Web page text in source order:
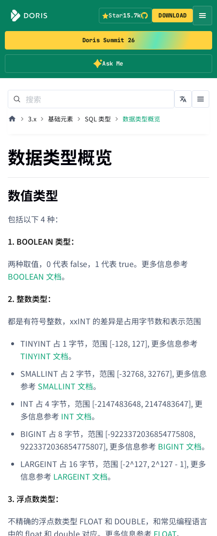
Doris Summit 26
Ask Me
Star15.7k DOWNLOAD
3.x 基础元素 SQL 类型 数据类型概览
数据类型概览
数值类型
包括以下 4 种：
1. BOOLEAN 类型：
两种取值，0 代表 false，1 代表 true。更多信息参考
BOOLEAN 文档。
2. 整数类型：
都是有符号整数，xxINT 的差异是占用字节数和表示范围
TINYINT 占 1 字节，范围 [-128, 127], 更多信息参考
TINYINT 文档。
SMALLINT 占 2 字节，范围 [-32768, 32767], 更多信息
参考 SMALLINT 文档。
INT 占 4 字节，范围 [-2147483648, 2147483647], 更
多信息参考 INT 文档。
BIGINT 占 8 字节，范围 [-9223372036854775808,
9223372036854775807], 更多信息参考 BIGINT 文档。
LARGEINT 占 16 字节，范围 [-2^127, 2^127 - 1], 更多
信息参考 LARGEINT 文档。
3. 浮点数类型：
不精确的浮点数类型 FLOAT 和 DOUBLE，和常见编程语言
中的 float 和 double 对应。更多信息参考 FLOAT、